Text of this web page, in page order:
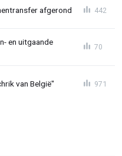
afgerond 442
en uitgaande
70
van België" 971